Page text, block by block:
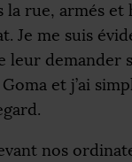
la rue, armés et
Je me suis
leur demander
et j’ai
nos